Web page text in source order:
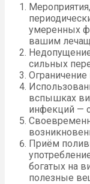
умеренных
вашим
сильных
вспышках
инфекций —
Приём
богатых на
полезные